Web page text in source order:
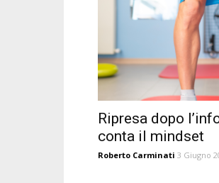
Ripresa dopo
conta il mindset
Roberto Carminati 3 Giugno